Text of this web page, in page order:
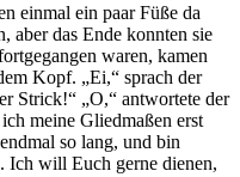
einmal ein paar Füße da
aber das Ende konnten sie
waren, kamen
Kopf. „Ei,“ sprach der
Strick!“ „O,“ antwortete der
meine Gliedmaßen erst
so lang, und bin
Ich will Euch gerne dienen,